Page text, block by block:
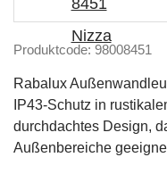
Produktcode: 98008451
Rabalux
IP43-Schutz in
durchdachtes Design,
Außenbereiche